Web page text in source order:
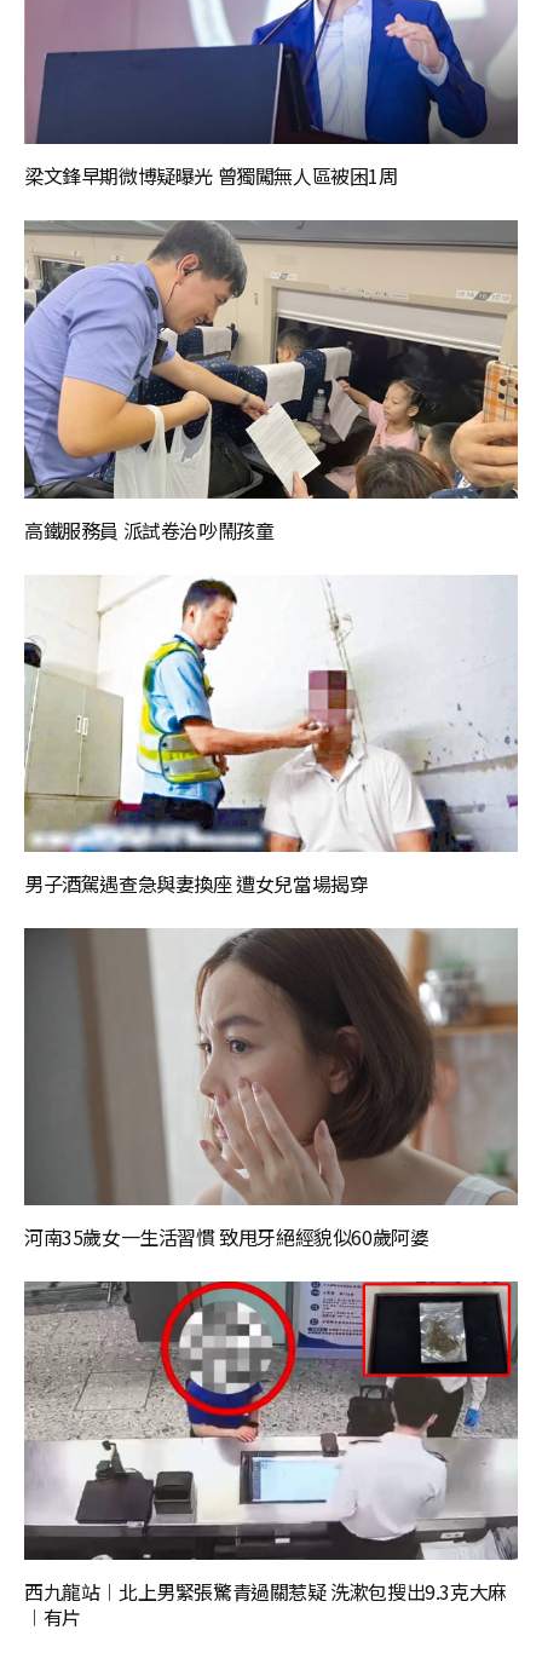
梁文鋒早期微博疑曝光 曾獨闖無人區被困1周
高鐵服務員 派試卷治吵鬧孩童
男子酒駕遇查急與妻換座 遭女兒當場揭穿
河南35歲女一生活習慣 致甩牙絕經貌似60歲阿婆
西九龍站︱北上男緊張驚青過關惹疑 洗漱包搜出9.3克大麻
︱有片